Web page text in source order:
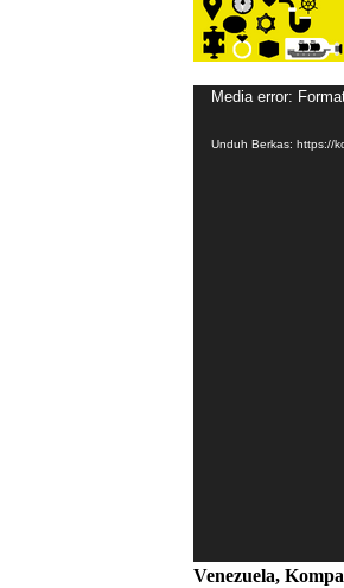
Pemutar
Media error:
Unduh Berkas: https://
Venezuela,